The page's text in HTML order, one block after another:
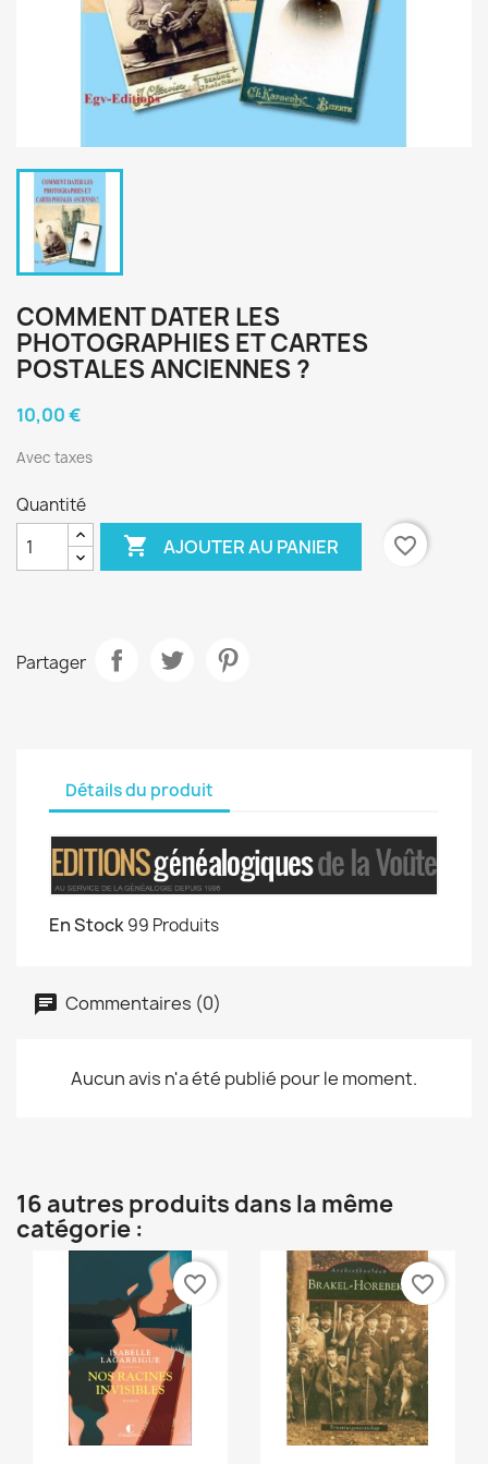
COMMENT DATER LES
PHOTOGRAPHIES ET CARTES
POSTALES ANCIENNES ?
10,00 €
Avec taxes
Quantité
 AJOUTER AU PANIER favorite_border
Partager
Détails du produit
En Stock99 Produits
Commentaires (0)
Aucun avis n'a été publié pour le moment.
16 autres produits dans la même
catégorie :
favorite_border favorite_border